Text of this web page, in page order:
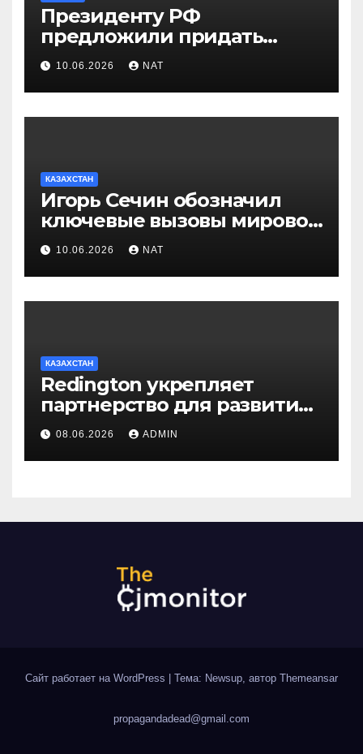
Президенту РФ
предложили придать
празднику Навруз
общенациональный статус
10.06.2026 NAT
КАЗАХСТАН
Игорь Сечин обозначил
ключевые вызовы мировой
энергетики и экономики
10.06.2026 NAT
КАЗАХСТАН
Redington укрепляет
партнерство для развития
цифрового будущего
Центральной Азии на
GITEX Kazakhstan
08.06.2026 ADMIN
Сайт работает на WordPress Тема: Newsup, автор Themeansar
propagandadead@gmail.com